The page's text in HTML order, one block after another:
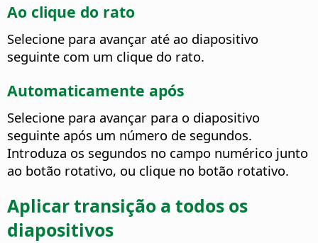
Ao clique do rato
Selecione para avançar até ao diapositivo
seguinte com um clique do rato.
Automaticamente após
Selecione para avançar para o diapositivo
seguinte após um número de segundos.
Introduza os segundos no campo numérico junto
ao botão rotativo, ou clique no botão rotativo.
Aplicar transição a todos os
diapositivos